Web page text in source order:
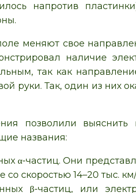
напротив
меняют свое
наличие
так как
руки. Так, один из них
позволили
названия:
α-частиц. Они
скоростью 14–20 тыс.
β-частиц, или